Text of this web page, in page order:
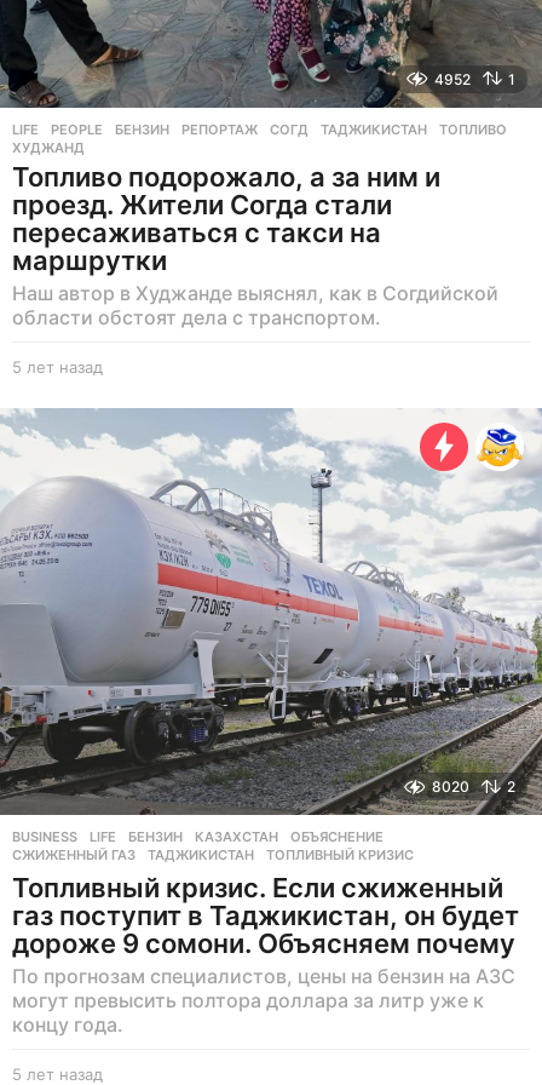
4952 1
LIFE ,PEOPLE БЕНЗИН ,РЕПОРТАЖ ,СОГД ,ТАДЖИКИСТАН ,ТОПЛИВО
ХУДЖАНД
Топливо подорожало, а за ним и
проезд. Жители Согда стали
пересаживаться с такси на
маршрутки
Наш автор в Худжанде выяснял, как в Согдийской
области обстоят дела с транспортом.
5 лет назад
е
т
а
8020 2
BUSINESS ,LIFE БЕНЗИН ,КАЗАХСТАН ,ОБЪЯСНЕНИЕ
СЖИЖЕННЫЙ ГАЗ
,ТАДЖИКИСТАН ,ТОПЛИВНЫЙ КРИЗИС
Топливный кризис. Если сжиженный
газ поступит в Таджикистан, он будет
дороже 9 сомони. Объясняем почему
По прогнозам специалистов, цены на бензин на АЗС
могут превысить полтора доллара за литр уже к
концу года.
5 лет назад